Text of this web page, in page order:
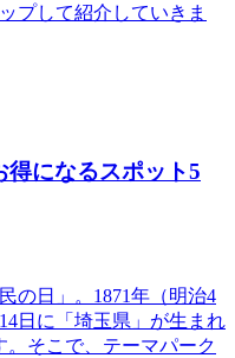
プして紹介していきま
得になるスポット5
の日」。1871年（明治4
日に「埼玉県」が生まれ
。そこで、テーマパーク